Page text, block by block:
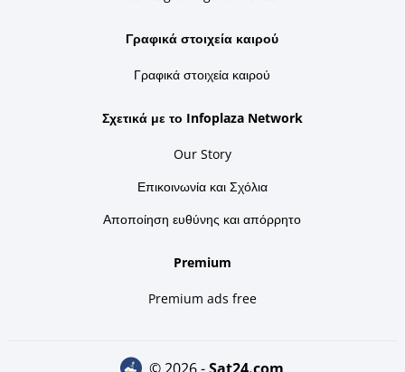
Γραφικά στοιχεία καιρού
Γραφικά στοιχεία καιρού
Σχετικά με το Infoplaza Network
Our Story
Επικοινωνία και Σχόλια
Αποποίηση ευθύνης και απόρρητο
Premium
Premium ads free